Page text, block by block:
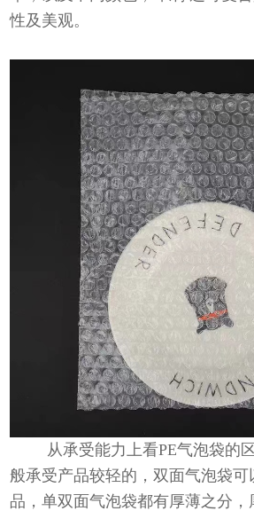
性及美观。
从承受能力上看PE气泡袋的
般承受产品较轻的，双面气泡袋
品，单双面气泡袋都有厚薄之分